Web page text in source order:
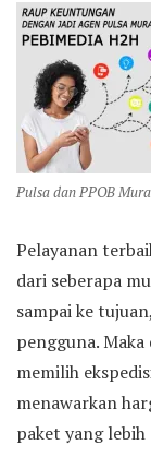
Pulsa dan PPOB
Pelayanan
dari seberapa
sampai ke
pengguna.
memilih
menawarkan
paket yang lebih